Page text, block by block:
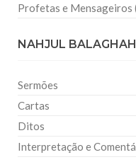
Profetas e Mensageiros
NAHJUL BALAGHAH
Sermões
Cartas
Ditos
Interpretação e